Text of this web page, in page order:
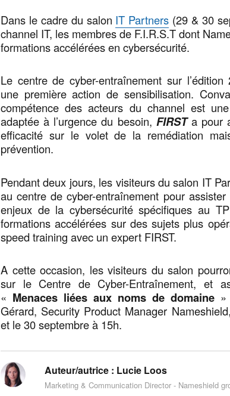
Dans le cadre du salon IT Partners (29 & 30
channel IT, les membres de F.I.R.S.T dont
formations accélérées en cybersécurité.
Le centre de cyber-entraînement sur l’édition
une première action de sensibilisation.
compétence des acteurs du channel est
adaptée à l’urgence du besoin, FIRSTa pour
efficacité sur le volet de la remédiation
prévention.
Pendant deux jours, les visiteurs du salon IT
au centre de cyber-entraînement pour
enjeux de la cybersécurité spécifiques au
formations accélérées sur des sujets plus
speed training avec un expert FIRST.
A cette occasion, les visiteurs du salon
sur le Centre de Cyber-Entraînement, et
« Menaces liées aux noms de domaine
Gérard, Security Product Manager
et le 30 septembre à 15h.
Auteur/autrice : Lucie Loos
Marketing & Communication Director - Nameshield